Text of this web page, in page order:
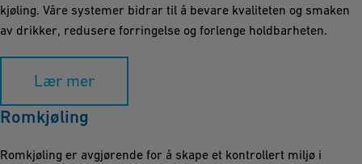
kjøling. Våre systemer bidrar til å bevare kvaliteten og smaken
av drikker, redusere forringelse og forlenge holdbarheten.
Lær mer
Romkjøling
Romkjøling er avgjørende for å skape et kontrollert miljø i